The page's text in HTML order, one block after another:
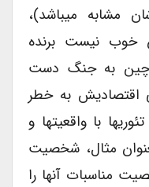
میباشد)،
خوب نیست برنده
به جنگ دست
اقتصادیش به خطر
با واقعیتها و
مثال، شخصیت
مناسبات آنها را